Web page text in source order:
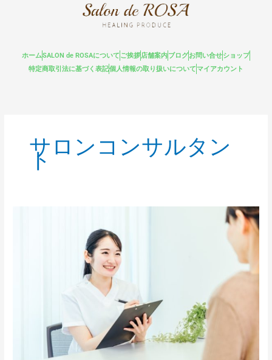
ホームSALON de ROSAについて ご挨拶店舗案内ブログお問い合せショップ
特定商取引法に基づく表記個人情報の取り扱いについてマイアカウント
サロンコンサルタン
ト